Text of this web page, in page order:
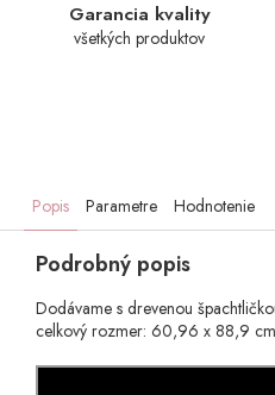
Garancia kvality
všetkých produktov
Popis Parametre Hodnotenie
Podrobný popis
Dodávame s drevenou
celkový rozmer: 60,96 x 88,9 cm